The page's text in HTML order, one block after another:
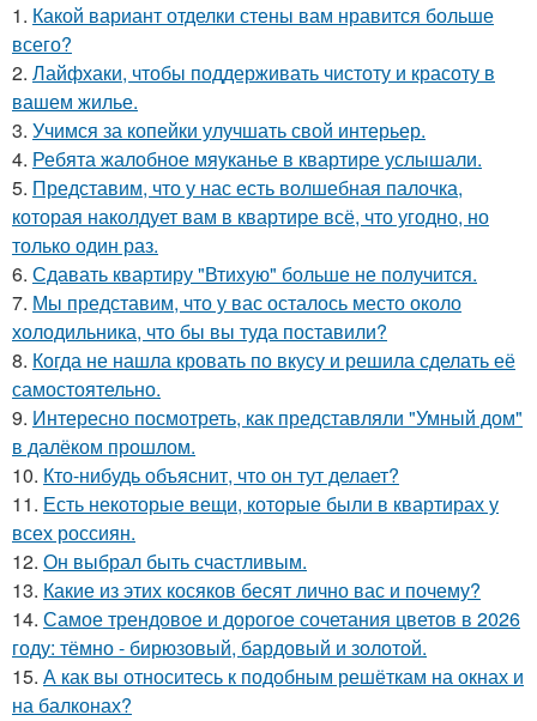
1. Какой вариант отделки стены вам нравится больше
всего?
2. Лайфхаки, чтобы поддерживать чистоту и красоту в
вашем жилье.
3. Учимся за копейки улучшать свой интерьер.
4. Ребята жалобное мяуканье в квартире услышали.
5. Представим, что у нас есть волшебная палочка,
которая наколдует вам в квартире всё, что угодно, но
только один раз.
6. Сдавать квартиру "Втихую" больше не получится.
7. Мы представим, что у вас осталось место около
холодильника, что бы вы туда поставили?
8. Когда не нашла кровать по вкусу и решила сделать её
самостоятельно.
9. Интересно посмотреть, как представляли "Умный дом"
в далёком прошлом.
10. Кто-нибудь объяснит, что он тут делает?
11. Есть некоторые вещи, которые были в квартирах у
всех россиян.
12. Он выбрал быть счастливым.
13. Какие из этих косяков бесят лично вас и почему?
14. Самое трендовое и дорогое сочетания цветов в 2026
году: тёмно - бирюзовый, бардовый и золотой.
15. А как вы относитесь к подобным решёткам на окнах и
на балконах?